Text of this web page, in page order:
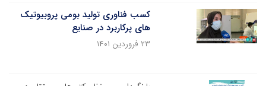
کسب فناوری تولید بومی پروبیوتیک
های پرکاربرد در صنایع
۲۳ فروردین ۱۴۰۱